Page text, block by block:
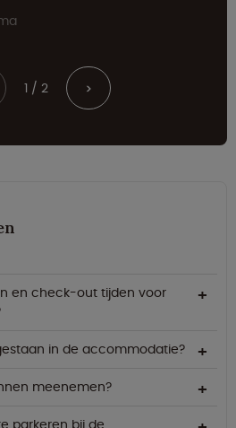
1 / 2 >
en check-out tijden voor
in de accommodatie?
meenemen?